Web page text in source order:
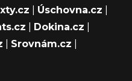
Úschovna.cz
Dokina.cz
Srovnám.cz